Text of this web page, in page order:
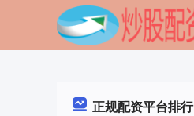
正规配资平台排行